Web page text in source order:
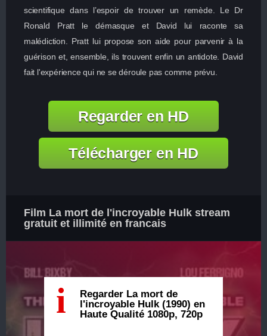
scientifique dans l’espoir de trouver un remède. Le Dr
Ronald Pratt le démasque et David lui raconte sa
malédiction. Pratt lui propose son aide pour parvenir à la
guérison et, ensemble, ils trouvent enfin un antidote. David
fait l'expérience qui ne se déroule pas comme prévu.
Regarder en HD
Télécharger en HD
Film La mort de l'incroyable Hulk stream
gratuit et illimité en francais
i
Regarder La mort de
l'incroyable Hulk (1990) en
Haute Qualité 1080p, 720p